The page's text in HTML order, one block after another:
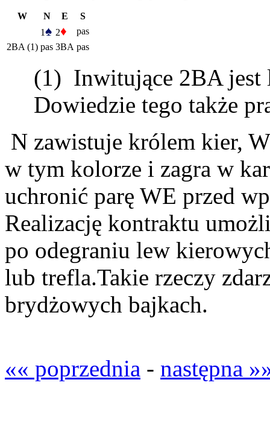
W N E
S
1♠ 2♦
pas
2BA (1) pas 3BA pas
(1) Inwitujące 2BA jest
Dowiedzie tego także
N zawistuje królem kier,
w tym kolorze i zagra w
uchronić parę WE przed
Realizację kontraktu
po odegraniu lew
lub trefla.Takie rzeczy
brydżowych bajkach.
«« poprzednia - następna